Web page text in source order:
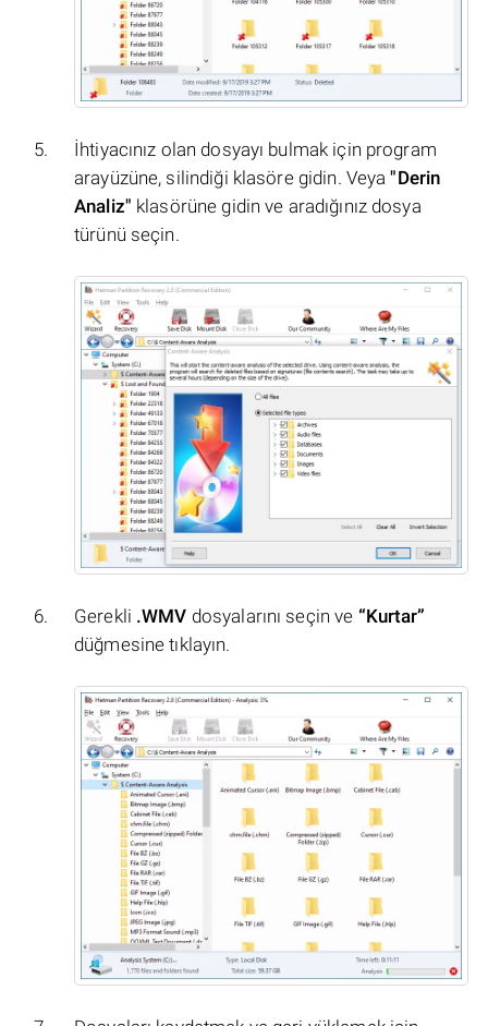
İhtiyacınız olan dosyayı bulmak için program
arayüzüne, silindiği klasöre gidin. Veya"Derin
Analiz" klasörüne gidin ve aradığınız dosya
türünü seçin.
Gerekli .WMV dosyalarını seçin ve “Kurtar”
düğmesine tıklayın.